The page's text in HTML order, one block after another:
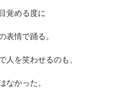
覚める度に
表情で踊る。
人を笑わせるのも、
なかった。